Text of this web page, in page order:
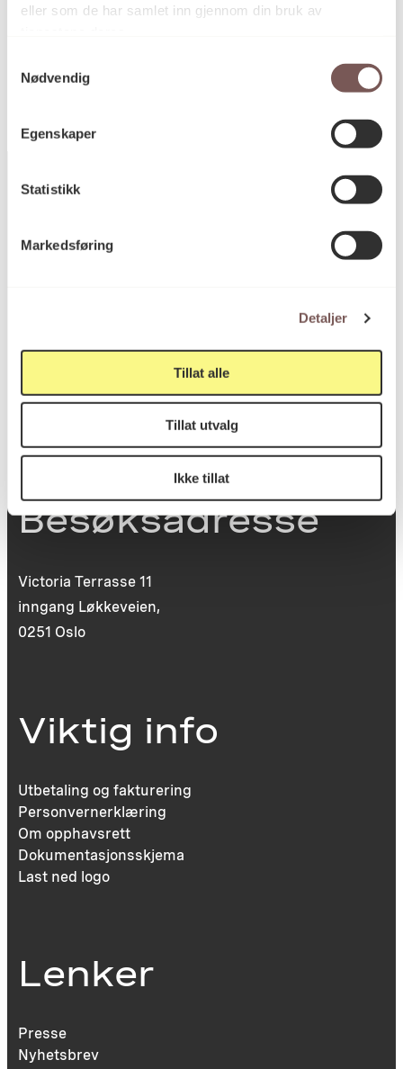
eller som de har samlet inn gjennom din bruk av
Nødvendig
Egenskaper
Statistikk
Markedsføring
Detaljer
Tillat alle
Tillat utvalg
Ikke tillat
Noregs ambassade i Tokyo
Postadresse
0130 Oslo
post@koro.no
Besøksadresse
Victoria Terrasse 11
inngang Løkkeveien,
0251 Oslo
Viktig info
Utbetaling og fakturering
Personvernerklæring
Om opphavsrett
Dokumentasjonsskjema
Last ned logo
Lenker
Presse
Nyhetsbrev